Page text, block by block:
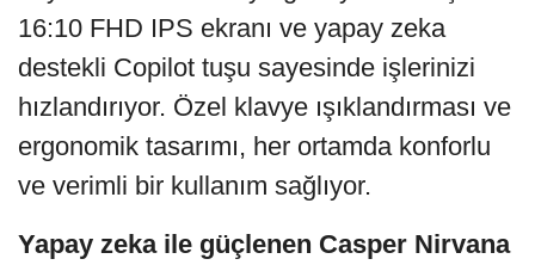
16:10 FHD IPS ekranı ve yapay zeka
destekli Copilot tuşu sayesinde işlerinizi
hızlandırıyor. Özel klavye ışıklandırması ve
ergonomik tasarımı, her ortamda konforlu
ve verimli bir kullanım sağlıyor.
Yapay zeka ile güçlenen Casper Nirvana